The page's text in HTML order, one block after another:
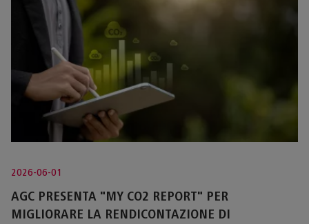
2026-06-01
AGC PRESENTA "MY CO2 REPORT" PER
MIGLIORARE LA RENDICONTAZIONE DI